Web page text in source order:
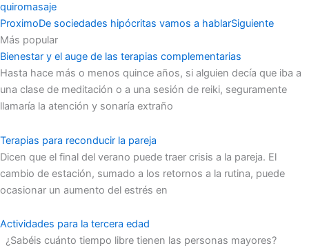
quiromasaje
ProximoDe sociedades hipócritas vamos a hablarSiguiente
Más popular
Bienestar y el auge de las terapias complementarias
Hasta hace más o menos quince años, si alguien decía que iba a
una clase de meditación o a una sesión de reiki, seguramente
llamaría la atención y sonaría extraño
Terapias para reconducir la pareja
Dicen que el final del verano puede traer crisis a la pareja. El
cambio de estación, sumado a los retornos a la rutina, puede
ocasionar un aumento del estrés en
Actividades para la tercera edad
¿Sabéis cuánto tiempo libre tienen las personas mayores?